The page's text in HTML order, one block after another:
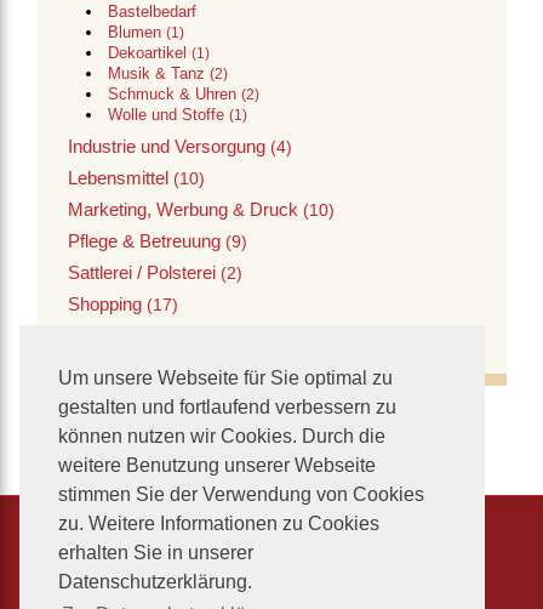
Um unsere Webseite für Sie optimal zu
gestalten und fortlaufend verbessern zu
können nutzen wir Cookies. Durch die
weitere Benutzung unserer Webseite
stimmen Sie der Verwendung von Cookies
zu. Weitere Informationen zu Cookies
erhalten Sie in unserer
Datenschutzerklärung.
Bastelbedarf
Blumen(1)
Dekoartikel(1)
Musik & Tanz(2)
Schmuck & Uhren(2)
Wolle und Stoffe(1)
Industrie und Versorgung (4)
Lebensmittel (10)
Marketing, Werbung & Druck (10)
Pflege & Betreuung (9)
Sattlerei / Polsterei (2)
Shopping (17)
Startseite
News